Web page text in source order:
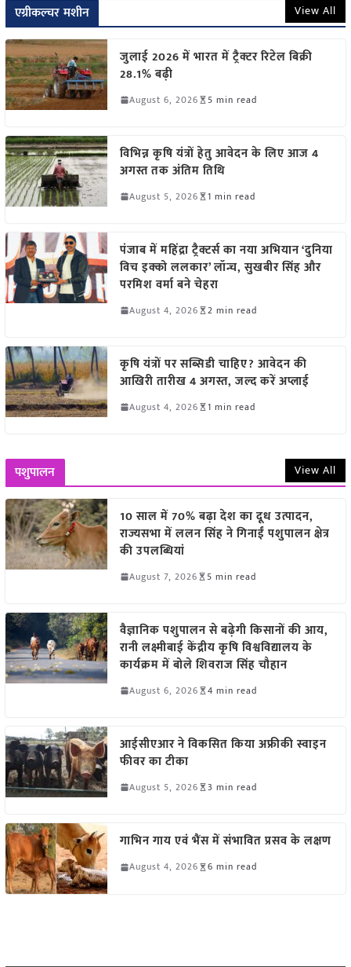
एग्रीकल्चर मशीन View All
जुलाई 2026 में भारत में ट्रैक्टर रिटेल बिक्री
28.1% बढ़ी
August 6, 2026 5 min read
विभिन्न कृषि यंत्रों हेतु आवेदन के लिए आज 4
अगस्त तक अंतिम तिथि
August 5, 2026 1 min read
पंजाब में महिंद्रा ट्रैक्टर्स का नया अभियान ‘दुनिया
विच इक्को ललकार’ लॉन्च, सुखबीर सिंह और
परमिश वर्मा बने चेहरा
August 4, 2026 2 min read
कृषि यंत्रों पर सब्सिडी चाहिए? आवेदन की
आखिरी तारीख 4 अगस्त, जल्द करें अप्लाई
August 4, 2026 1 min read
पशुपालन View All
10 साल में 70% बढ़ा देश का दूध उत्पादन,
राज्यसभा में ललन सिंह ने गिनाईं पशुपालन क्षेत्र
की उपलब्धियां
August 7, 2026 5 min read
वैज्ञानिक पशुपालन से बढ़ेगी किसानों की आय,
रानी लक्ष्मीबाई केंद्रीय कृषि विश्वविद्यालय के
कार्यक्रम में बोले शिवराज सिंह चौहान
August 6, 2026 4 min read
आईसीएआर ने विकसित किया अफ्रीकी स्वाइन
फीवर का टीका
August 5, 2026 3 min read
गाभिन गाय एवं भैंस में संभावित प्रसव के लक्षण
August 4, 2026 6 min read